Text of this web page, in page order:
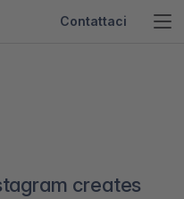
Contattaci
creates